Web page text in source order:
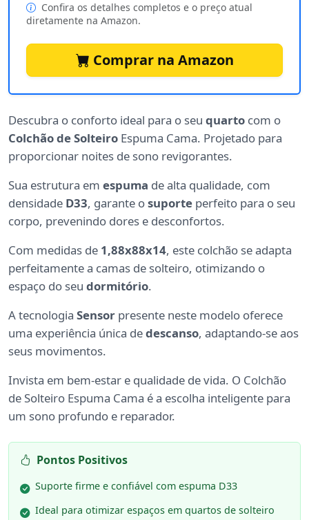
Confira os detalhes completos e o preço atual
diretamente na Amazon.
Comprar na Amazon
Descubra o conforto ideal para o seu quarto com o
Colchão de Solteiro Espuma Cama. Projetado para
proporcionar noites de sono revigorantes.
Sua estrutura em espuma de alta qualidade, com
densidade D33, garante osuporte perfeito para o seu
corpo, prevenindo dores e desconfortos.
Com medidas de 1,88x88x14, este colchão se adapta
perfeitamente a camas de solteiro, otimizando o
espaço do seu dormitório.
A tecnologia Sensor presente neste modelo oferece
uma experiência única dedescanso, adaptando-se aos
seus movimentos.
Invista em bem-estar e qualidade de vida. O Colchão
de Solteiro Espuma Cama é a escolha inteligente para
um sono profundo e reparador.
Pontos Positivos
Suporte firme e confiável com espuma D33
Ideal para otimizar espaços em quartos de solteiro